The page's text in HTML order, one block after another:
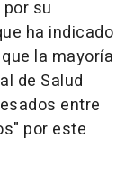
su
ha indicado
la mayoría
de Salud
entre
por este